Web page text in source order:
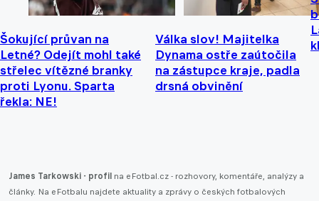
Šokující průvan na
Letné? Odejít mohl také
střelec vítězné branky
proti Lyonu. Sparta
řekla: NE!
Válka slov! Majitelka
Dynama ostře zaútočila
na zástupce kraje, padla
drsná obvinění
James Tarkowski - profil na eFotbal.cz - rozhovory, komentáře, analýzy a
články. Na eFotbalu najdete aktuality a zprávy o českých fotbalových